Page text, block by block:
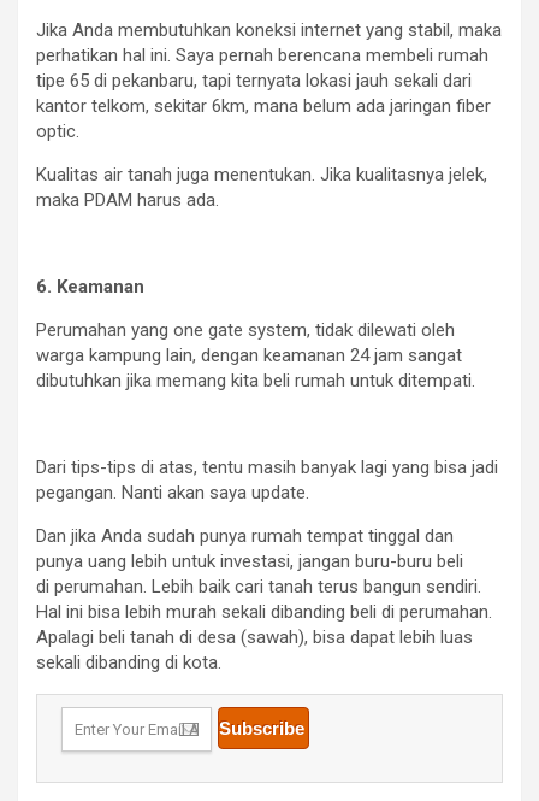
Jika Anda membutuhkan koneksi internet yang stabil, maka
perhatikan hal ini. Saya pernah berencana membeli rumah
tipe 65 di pekanbaru, tapi ternyata lokasi jauh sekali dari
kantor telkom, sekitar 6km, mana belum ada jaringan fiber
optic.
Kualitas air tanah juga menentukan. Jika kualitasnya jelek,
maka PDAM harus ada.
6. Keamanan
Perumahan yang one gate system, tidak dilewati oleh
warga kampung lain, dengan keamanan 24 jam sangat
dibutuhkan jika memang kita beli rumah untuk ditempati.
Dari tips-tips di atas, tentu masih banyak lagi yang bisa jadi
pegangan. Nanti akan saya update.
Dan jika Anda sudah punya rumah tempat tinggal dan
punya uang lebih untuk investasi, jangan buru-buru beli
di perumahan. Lebih baik cari tanah terus bangun sendiri.
Hal ini bisa lebih murah sekali dibanding beli di perumahan.
Apalagi beli tanah di desa (sawah), bisa dapat lebih luas
sekali dibanding di kota.